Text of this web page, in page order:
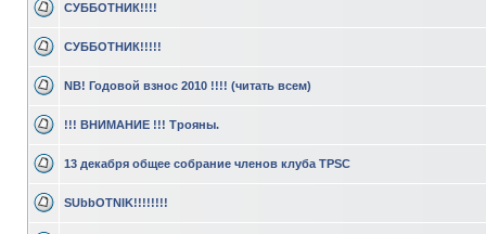
СУББОТНИК!!!!
СУББОТНИК!!!!!
NB! Годовой взнос 2010 !!!! (читать всем)
!!! ВНИМАНИЕ !!! Трояны.
13 декабря общее собрание членов клуба TPSC
SUbbOTNIK!!!!!!!!